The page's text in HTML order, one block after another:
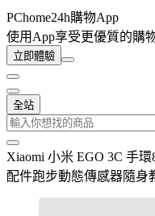
PChome24h購物App
使用App享受更優質的購
立即體驗
全站
Xiaomi 小米 EGO 3C 手
配件跑步動態傳感器隨身